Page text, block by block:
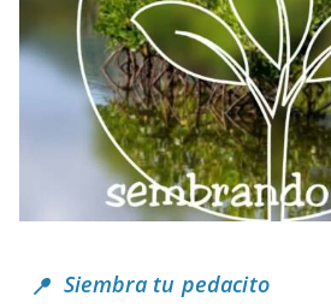
Siembra tu pedacito